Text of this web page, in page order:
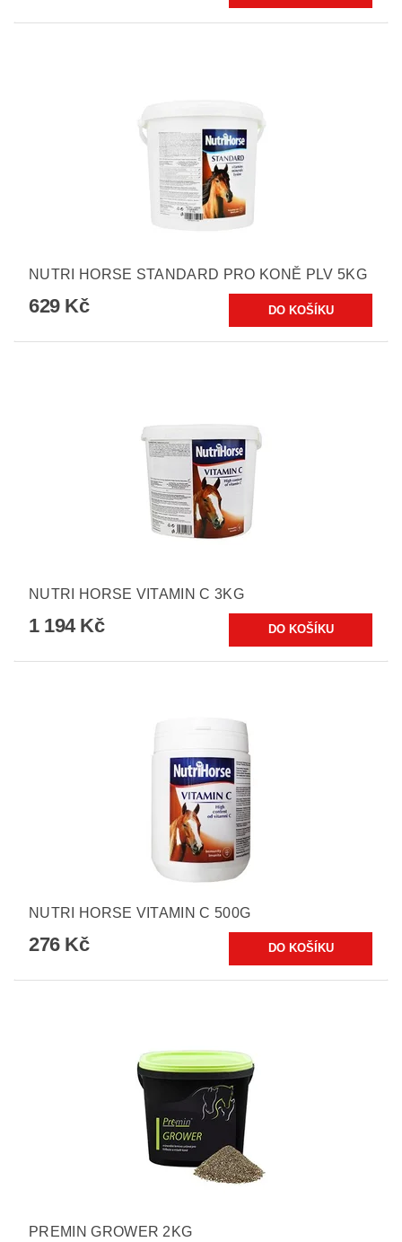
NUTRI HORSE STANDARD PRO KONĚ PLV 5KG
629 Kč
NUTRI HORSE VITAMIN C 3KG
1 194 Kč
NUTRI HORSE VITAMIN C 500G
276 Kč
PREMIN GROWER 2KG